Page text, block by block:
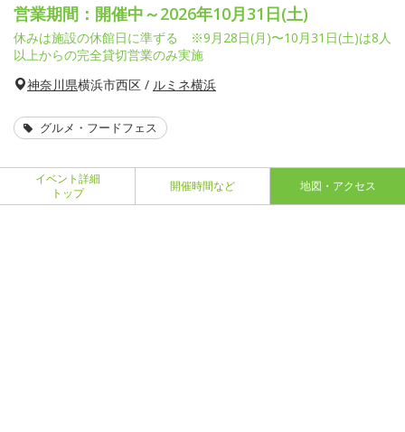
営業期間：開催中～2026年10月31日(土)
休みは施設の休館日に準ずる ※9月28日(月)〜10月31日(土)は8人
以上からの完全貸切営業のみ実施
神奈川県横浜市西区 / ルミネ横浜
グルメ・フードフェス
イベント詳細
トップ
開催時間など 地図・アクセス